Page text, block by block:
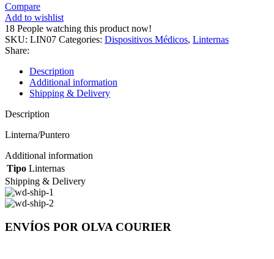
Compare
Add to wishlist
18 People watching this product now!
SKU: LIN07 Categories: Dispositivos Médicos, Linternas
Share:
Description
Additional information
Shipping & Delivery
Description
Linterna/Puntero
Additional information
Tipo Linternas
Shipping & Delivery
ENVÍOS POR OLVA COURIER